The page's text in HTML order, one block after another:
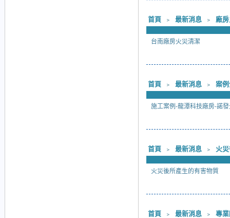
首頁 ﹥ 最新消息 ﹥ 廠
台南廠房火災清潔
首頁 ﹥ 最新消息 ﹥ 案
施工案例-龍潭科技廠房-諾
首頁 ﹥ 最新消息 ﹥ 火
火災後所產生的有害物質
首頁 ﹥ 最新消息 ﹥ 專